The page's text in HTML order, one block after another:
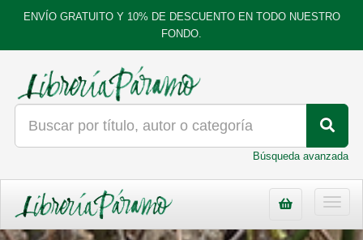
ENVÍO GRATUITO Y 10% DE DESCUENTO EN TODO NUESTRO
FONDO.
Búsqueda avanzada